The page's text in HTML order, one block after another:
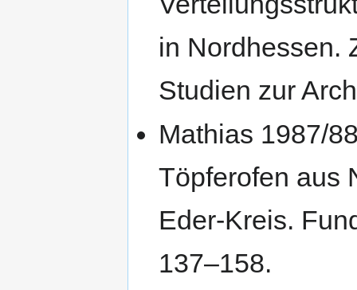
in Nordhessen.
Studien zur
Mathias 1987/
Töpferofen aus
Eder-Kreis.
137–158.